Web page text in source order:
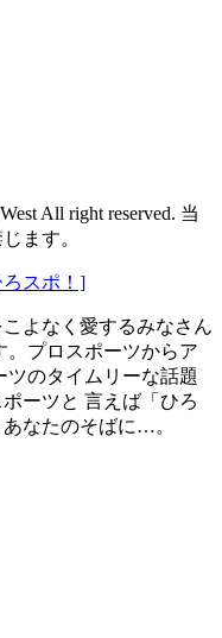
All right reserved. 当
ます。
よなく愛するみなさん
。プロスポーツからア
のタイムリーな話題
ーツと 言えば「ひろ
なたのそばに…。